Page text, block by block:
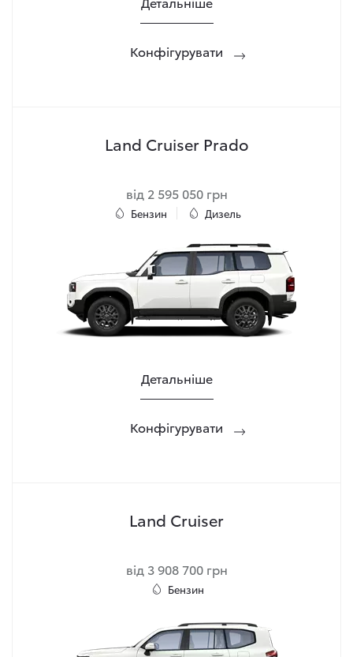
Конфігурувати
Land Cruiser Prado
від 2 595 050 грн
Бензин Дизель
Детальніше
Конфігурувати
Land Cruiser
від 3 908 700 грн
Бензин